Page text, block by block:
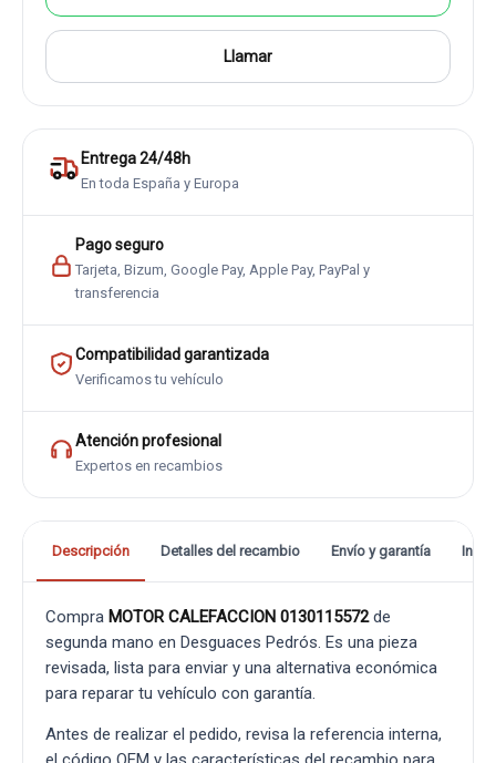
Llamar
Entrega 24/48h
En toda España y Europa
Pago seguro
Tarjeta, Bizum, Google Pay, Apple Pay, PayPal y
transferencia
Compatibilidad garantizada
Verificamos tu vehículo
Atención profesional
Expertos en recambios
Descripción Detalles del recambio Envío y garantía
Compra MOTOR CALEFACCION 0130115572de
segunda mano en Desguaces Pedrós. Es una pieza
revisada, lista para enviar y una alternativa económica
para reparar tu vehículo con garantía.
Antes de realizar el pedido, revisa la referencia interna,